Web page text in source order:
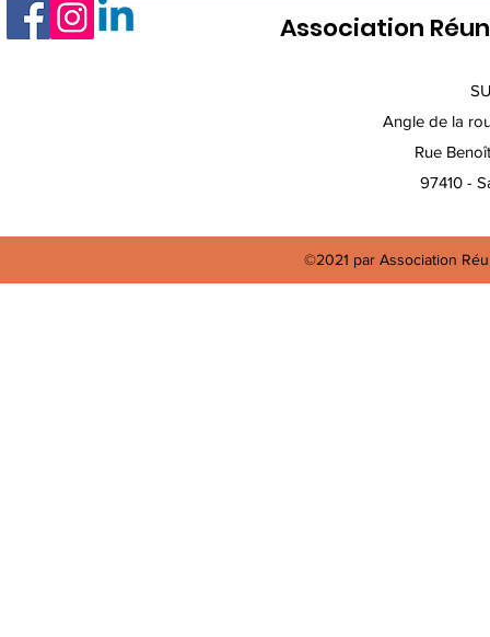
Association
Angle de la
Rue
97410 -
©2021 par Association